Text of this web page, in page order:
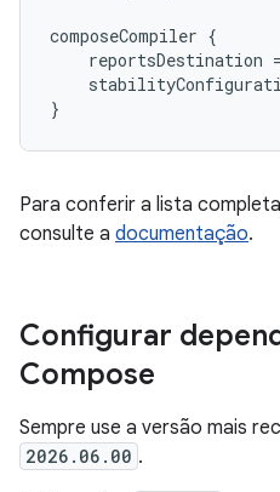
composeCompiler {
reportsDestination =
}
Para conferir a lista
consulte a documentação.
Configurar
Compose
Sempre use a versão mais
2026.06.00 .